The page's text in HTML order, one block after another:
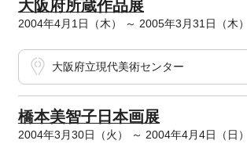
大阪府所蔵作品展
2004年4月1日（木） ～ 2005年3月31日（木）
大阪府立現代美術センター
橋本美智子日本画展
2004年3月30日（火） ～ 2004年4月4日（日）